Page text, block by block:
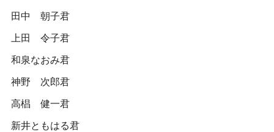
田中 朝子君
上田 令子君
和泉なおみ君
神野 次郎君
高椙 健一君
新井ともはる君